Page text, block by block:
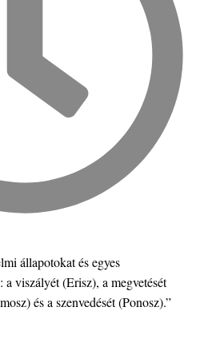
állapotokat és egyes
viszályét (Erisz), a megvetését
és a szenvedését (Ponosz).”